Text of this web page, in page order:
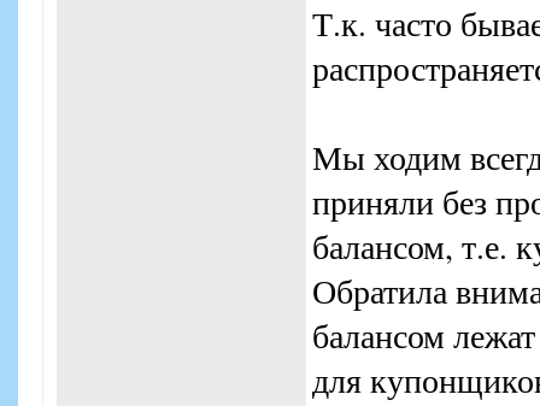
Т.к. часто
Мы ходим
приняли без
балансом, т.е.
Обратила
балансом
для